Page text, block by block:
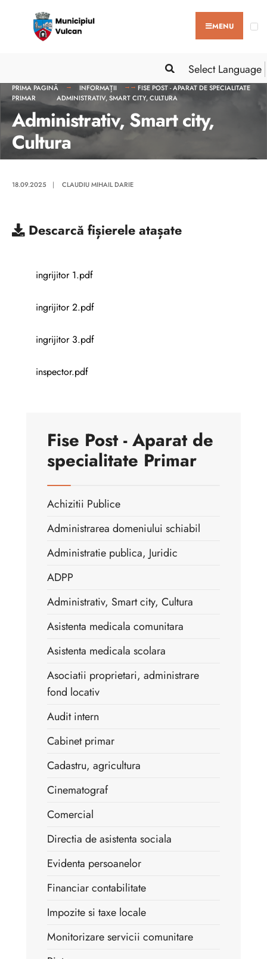
MENU
Select Language
PRIMA PAGINĂ INFORMAȚII
FISE POST - APARAT DE SPECIALITATE
PRIMAR
ADMINISTRATIV, SMART CITY, CULTURA
Administrativ, Smart city,
Cultura
18.09.2025 | CLAUDIU MIHAIL DARIE
Descarcă fișierele atașate
ingrijitor 1.pdf
ingrijitor 2.pdf
ingrijitor 3.pdf
inspector.pdf
Fise Post - Aparat de
specialitate Primar
Achizitii Publice
Administrarea domeniului schiabil
Administratie publica, Juridic
ADPP
Administrativ, Smart city, Cultura
Asistenta medicala comunitara
Asistenta medicala scolara
Asociatii proprietari, administrare
fond locativ
Audit intern
Cabinet primar
Cadastru, agricultura
Cinematograf
Comercial
Directia de asistenta sociala
Evidenta persoanelor
Financiar contabilitate
Impozite si taxe locale
Monitorizare servicii comunitare